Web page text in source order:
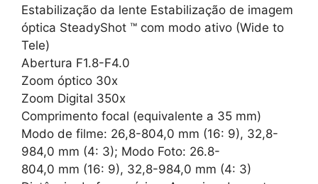
Estabilização da lente Estabilização de imagem
óptica SteadyShot ™ com modo ativo (Wide to
Tele)
Abertura F1.8-F4.0
Zoom óptico 30x
Zoom Digital 350x
Comprimento focal (equivalente a 35 mm)
Modo de filme: 26,8-804,0 mm (16: 9), 32,8-
984,0 mm (4: 3); Modo Foto: 26.8-
804,0 mm (16: 9), 32,8-984,0 mm (4: 3)